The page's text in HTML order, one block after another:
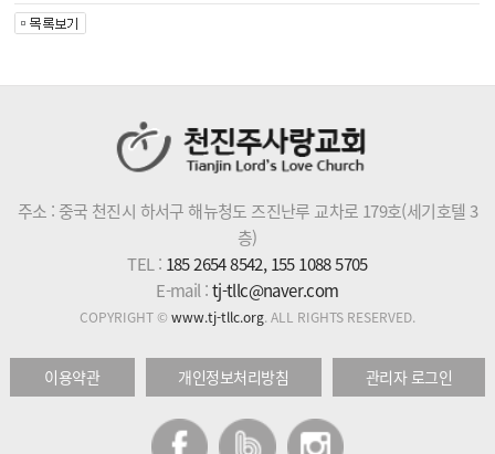
주소 : 중국 천진시 하서구 해뉴청도 즈진난루 교차로 179호(세기호텔 3
층)
TEL : 185 2654 8542, 155 1088 5705
E-mail :tj-tllc@naver.com
COPYRIGHT © www.tj-tllc.org. ALL RIGHTS RESERVED.
이용약관 개인정보처리방침 관리자 로그인